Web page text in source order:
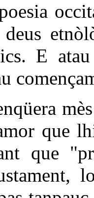
deus
E
que
que